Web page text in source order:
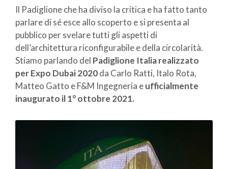
Il Padiglione che ha diviso la critica e ha fatto tanto
parlare di sé esce allo scoperto e si presenta al
pubblico per svelare tutti gli aspetti di
dell’architettura riconfigurabile e della circolarità.
Stiamo parlando del Padiglione Italia realizzato
per Expo Dubai 2020da Carlo Ratti, Italo Rota,
Matteo Gatto e F&M Ingegneria eufficialmente
inaugurato il 1° ottobre 2021.